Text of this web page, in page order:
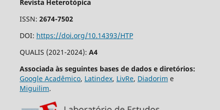
Revista Heterotópica
ISSN: 2674-7502
DOI: https://doi.org/10.14393/HTP
QUALIS (2021-2024): A4
Associada às seguintes bases de dados e diretórios:
Google Acadêmico, Latindex, LivRe, Diadorim e
Miguilim.